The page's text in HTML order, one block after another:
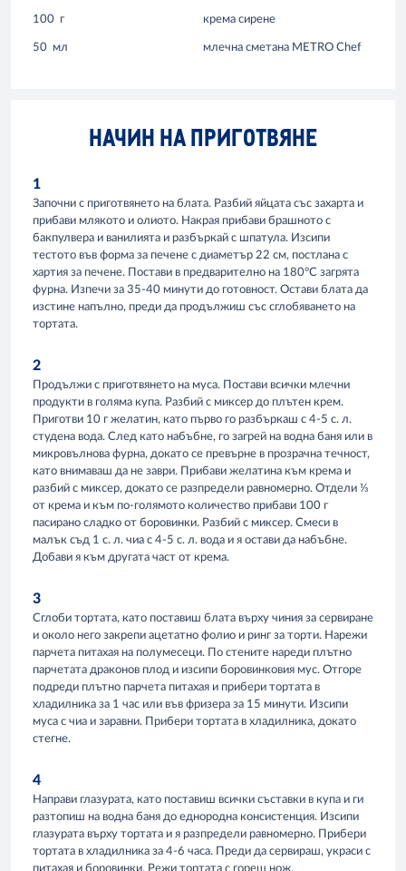
100 г крема сирене
50 мл млечна сметана METRO Chef
НАЧИН НА ПРИГОТВЯНЕ
1
Започни с приготвянето на блата. Разбий яйцата със захарта и
прибави млякото и олиото. Накрая прибави брашното с
бакпулвера и ванилията и разбъркай с шпатула. Изсипи
тестото във форма за печене с диаметър 22 см, постлана с
хартия за печене. Постави в предварително на 180°С загрята
фурна. Изпечи за 35-40 минути до готовност. Остави блата да
изстине напълно, преди да продължиш със сглобяването на
тортата.
2
Продължи с приготвянето на муса. Постави всички млечни
продукти в голяма купа. Разбий с миксер до плътен крем.
Приготви 10 г желатин, като първо го разбъркаш с 4-5 с. л.
студена вода. След като набъбне, го загрей на водна баня или в
микровълнова фурна, докато се превърне в прозрачна течност,
като внимаваш да не заври. Прибави желатина към крема и
разбий с миксер, докато се разпредели равномерно. Отдели ⅓
от крема и към по-голямото количество прибави 100 г
пасирано сладко от боровинки. Разбий с миксер. Смеси в
малък съд 1 с. л. чиа с 4-5 с. л. вода и я остави да набъбне.
Добави я към другата част от крема.
3
Сглоби тортата, като поставиш блата върху чиния за сервиране
и около него закрепи ацетатно фолио и ринг за торти. Нарежи
парчета питахая на полумесеци. По стените нареди плътно
парчетата драконов плод и изсипи боровинковия мус. Отгоре
подреди плътно парчета питахая и прибери тортата в
хладилника за 1 час или във фризера за 15 минути. Изсипи
муса с чиа и заравни. Прибери тортата в хладилника, докато
стегне.
4
Направи глазурата, като поставиш всички съставки в купа и ги
разтопиш на водна баня до еднородна консистенция. Изсипи
глазурата върху тортата и я разпредели равномерно. Прибери
тортата в хладилника за 4-6 часа. Преди да сервираш, украси с